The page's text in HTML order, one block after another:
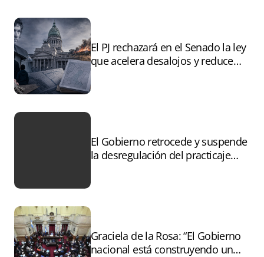
El PJ rechazará en el Senado la ley
que acelera desalojos y reduce
El Gobierno retrocede y suspende
la desregulación del practicaje
Graciela de la Rosa: “El Gobierno
nacional está construyendo un